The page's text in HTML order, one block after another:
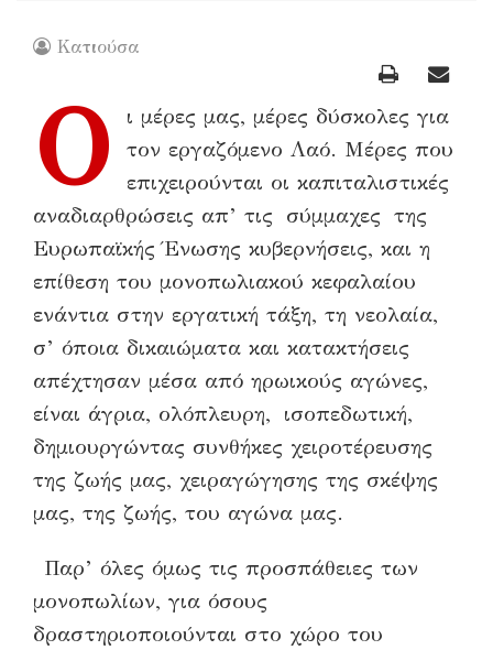
Κατιούσα
Ο
ι μέρες μας, μέρες δύσκολες για
τον εργαζόμενο Λαό. Μέρες που
επιχειρούνται οι καπιταλιστικές
αναδιαρθρώσεις απ’ τις σύμμαχες της
Ευρωπαϊκής Ένωσης κυβερνήσεις, και η
επίθεση του μονοπωλιακού κεφαλαίου
ενάντια στην εργατική τάξη, τη νεολαία,
σ’ όποια δικαιώματα και κατακτήσεις
απέχτησαν μέσα από ηρωικούς αγώνες,
είναι άγρια, ολόπλευρη, ισοπεδωτική,
δημιουργώντας συνθήκες χειροτέρευσης
της ζωής μας, χειραγώγησης της σκέψης
μας, της ζωής, του αγώνα μας.
Παρ’ όλες όμως τις προσπάθειες των
μονοπωλίων, για όσους
δραστηριοποιούνται στο χώρο του